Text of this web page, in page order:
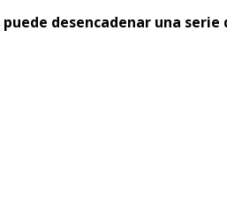
desencadenar una